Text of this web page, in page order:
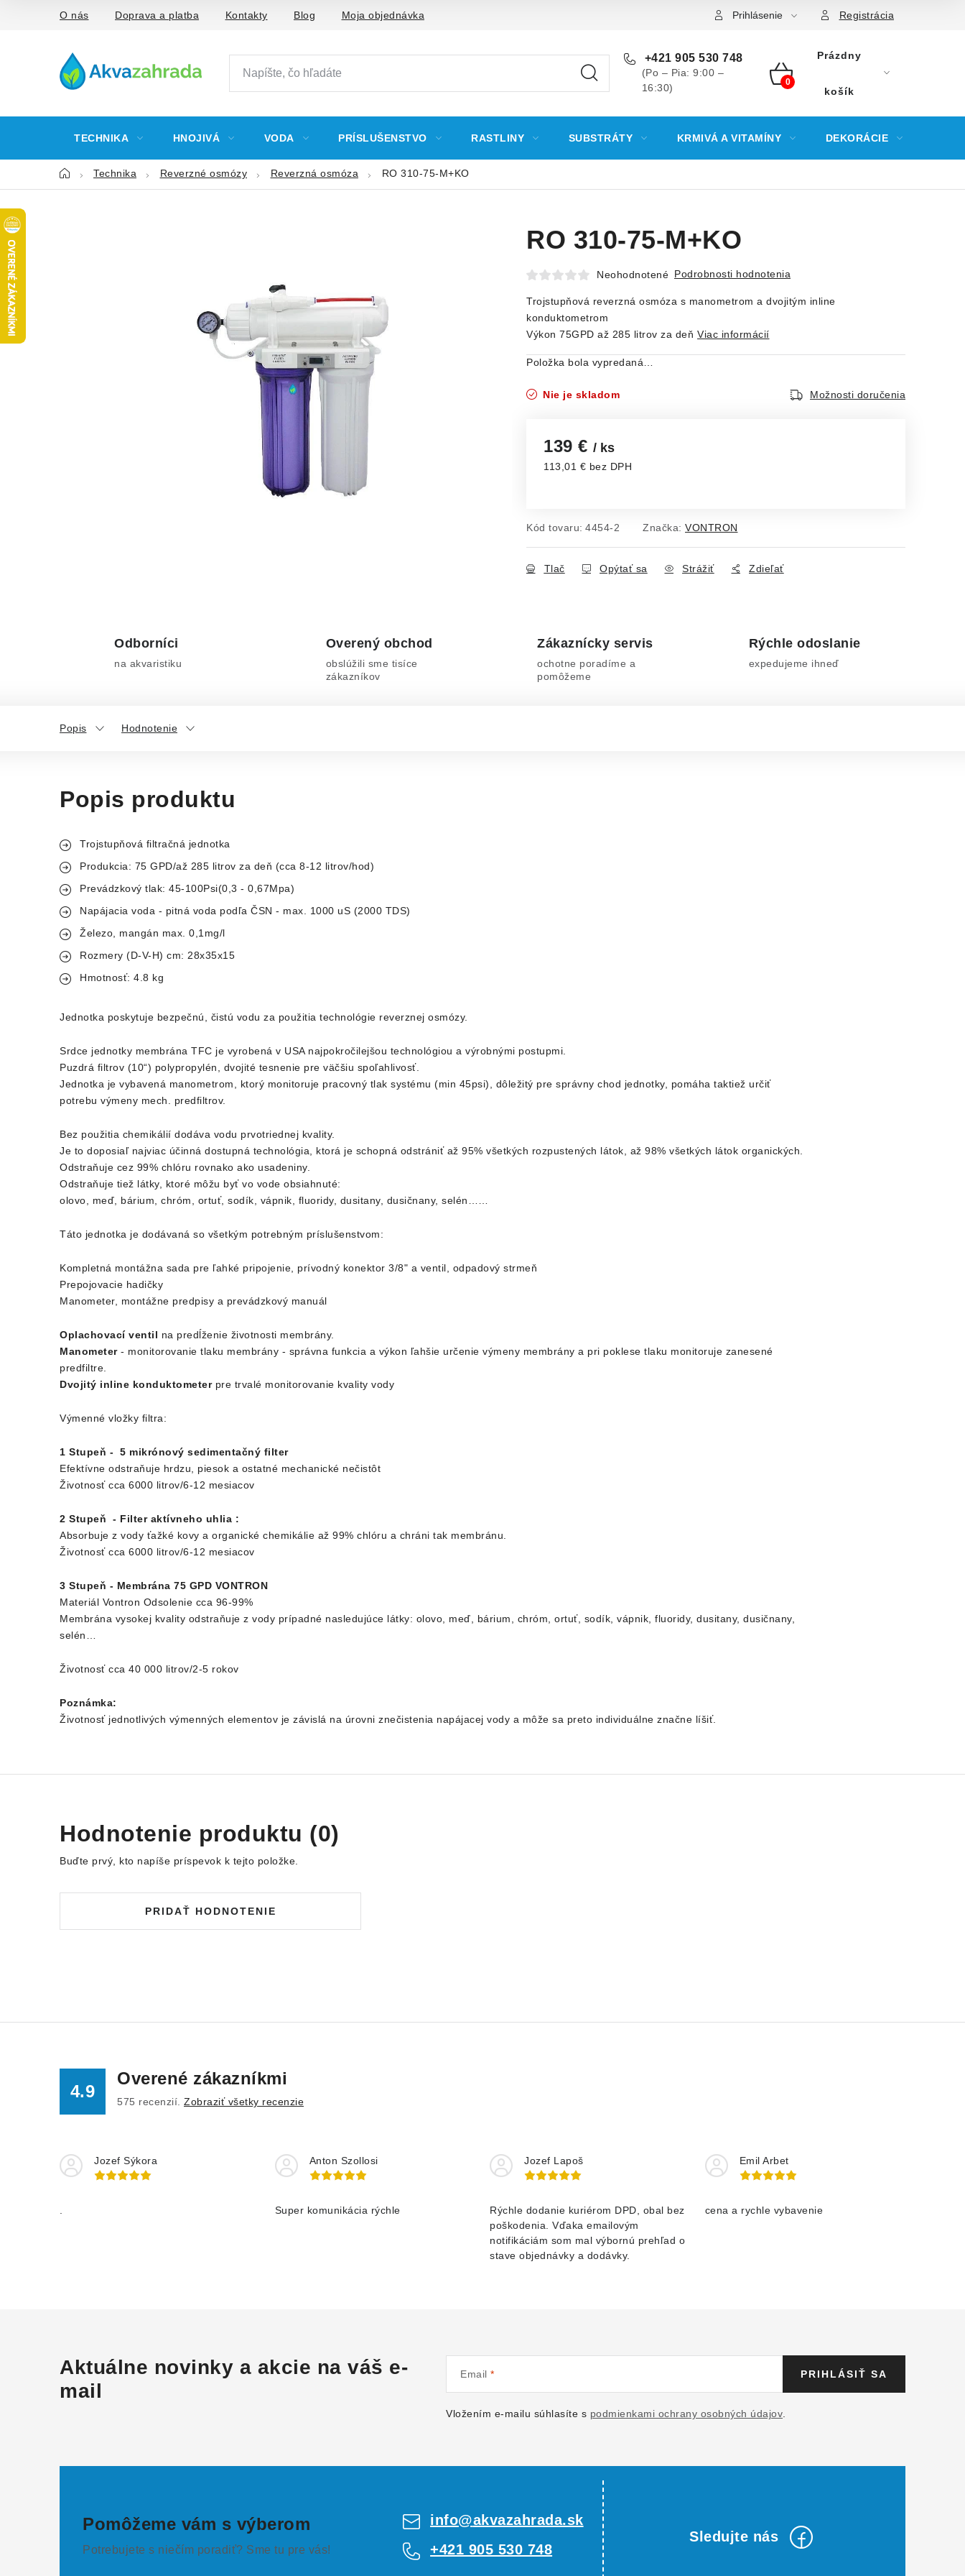
O nás Doprava a platba Kontakty Blog Moja objednávka Prihlásenie Registrácia
+421 905 530 748
(Po – Pia: 9:00 –
16:30)
NÁKUPNÝ
Prázdny
košík
TECHNIKA HNOJIVÁ VODA PRÍSLUŠENSTVO RASTLINY SUBSTRÁTY KRMIVÁ A VITAMÍNY DEKORÁCIE
DomovTechnika Reverzné osmózy Reverzná osmóza RO 310-75-M+KO
RO 310-75-M+KO
Neohodnotené Podrobnosti hodnotenia
Trojstupňová reverzná osmóza s manometrom a dvojitým inline
konduktometrom
Výkon 75GPD až 285 litrov za deň Viac informácií
Položka bola vypredaná…
Nie je skladom Možnosti doručenia
139 € / ks
113,01 € bez DPH
Kód tovaru: 4454-2 Značka: VONTRON
Tlač Opýtať sa Strážiť Zdieľať
Odborníci
na akvaristiku
Overený obchod
obslúžili sme tisíce
zákazníkov
Zákaznícky servis
ochotne poradíme a
pomôžeme
Rýchle odoslanie
expedujeme ihneď
Popis Hodnotenie
Popis produktu
Trojstupňová filtračná jednotka
Produkcia: 75 GPD/až 285 litrov za deň (cca 8-12 litrov/hod)
Prevádzkový tlak: 45-100Psi(0,3 - 0,67Mpa)
Napájacia voda - pitná voda podľa ČSN - max. 1000 uS (2000 TDS)
Železo, mangán max. 0,1mg/l
Rozmery (D-V-H) cm: 28x35x15
Hmotnosť: 4.8 kg
Jednotka poskytuje bezpečnú, čistú vodu za použitia technológie reverznej osmózy.
Srdce jednotky membrána TFC je vyrobená v USA najpokročilejšou technológiou a výrobnými postupmi.
Puzdrá filtrov (10“) polypropylén, dvojité tesnenie pre väčšiu spoľahlivosť.
Jednotka je vybavená manometrom, ktorý monitoruje pracovný tlak systému (min 45psi), dôležitý pre správny chod jednotky, pomáha taktiež určiť
potrebu výmeny mech. predfiltrov.
Bez použitia chemikálií dodáva vodu prvotriednej kvality.
Je to doposiaľ najviac účinná dostupná technológia, ktorá je schopná odstrániť až 95% všetkých rozpustených látok, až 98% všetkých látok organických.
Odstraňuje cez 99% chlóru rovnako ako usadeniny.
Odstraňuje tiež látky, ktoré môžu byť vo vode obsiahnuté:
olovo, meď, bárium, chróm, ortuť, sodík, vápnik, fluoridy, dusitany, dusičnany, selén……
Táto jednotka je dodávaná so všetkým potrebným príslušenstvom:
Kompletná montážna sada pre ľahké pripojenie, prívodný konektor 3/8" a ventil, odpadový strmeň
Prepojovacie hadičky
Manometer, montážne predpisy a prevádzkový manuál
Oplachovací ventil na predĺženie životnosti membrány.
Manometer- monitorovanie tlaku membrány - správna funkcia a výkon ľahšie určenie výmeny membrány a pri poklese tlaku monitoruje zanesené
predfiltre.
Dvojitý inline konduktometerpre trvalé monitorovanie kvality vody
Výmenné vložky filtra:
1 Stupeň - 5 mikrónový sedimentačný filter
Efektívne odstraňuje hrdzu, piesok a ostatné mechanické nečistôt
Životnosť cca 6000 litrov/6-12 mesiacov
2 Stupeň - Filter aktívneho uhlia :
Absorbuje z vody ťažké kovy a organické chemikálie až 99% chlóru a chráni tak membránu.
Životnosť cca 6000 litrov/6-12 mesiacov
3 Stupeň - Membrána 75 GPD VONTRON
Materiál Vontron Odsolenie cca 96-99%
Membrána vysokej kvality odstraňuje z vody prípadné nasledujúce látky: olovo, meď, bárium, chróm, ortuť, sodík, vápnik, fluoridy, dusitany, dusičnany,
selén…
Životnosť cca 40 000 litrov/2-5 rokov
Poznámka:
Životnosť jednotlivých výmenných elementov je závislá na úrovni znečistenia napájacej vody a môže sa preto individuálne značne líšiť.
Hodnotenie produktu (0)
Buďte prvý, kto napíše príspevok k tejto položke.
PRIDAŤ HODNOTENIE
4.9
Overené zákazníkmi
575 recenzií. Zobraziť všetky recenzie
Jozef Sýkora Anton Szollosi
Super komunikácia rýchle
Jozef Lapoš
Rýchle dodanie kuriérom DPD, obal bez
poškodenia. Vďaka emailovým
notifikáciám som mal výbornú prehľad o
stave objednávky a dodávky.
Emil Arbet
cena a rychle vybavenie
Aktuálne novinky a akcie na váš e-
mail
Email
Vložením e-mailu súhlasíte s podmienkami ochrany osobných údajov
PRIHLÁSIŤ SA
Pomôžeme vám s výberom
Potrebujete s niečím poradiť? Sme tu pre vás!
info@akvazahrada.sk
+421 905 530 748